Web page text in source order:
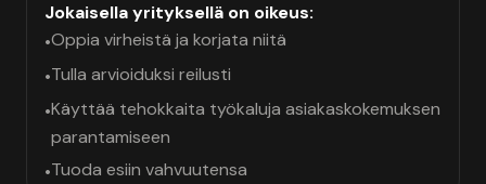
Jokaisella yrityksellä on oikeus:
•Oppia virheistä ja korjata niitä
•Tulla arvioiduksi reilusti
•Käyttää tehokkaita työkaluja asiakaskokemuksen
parantamiseen
•Tuoda esiin vahvuutensa